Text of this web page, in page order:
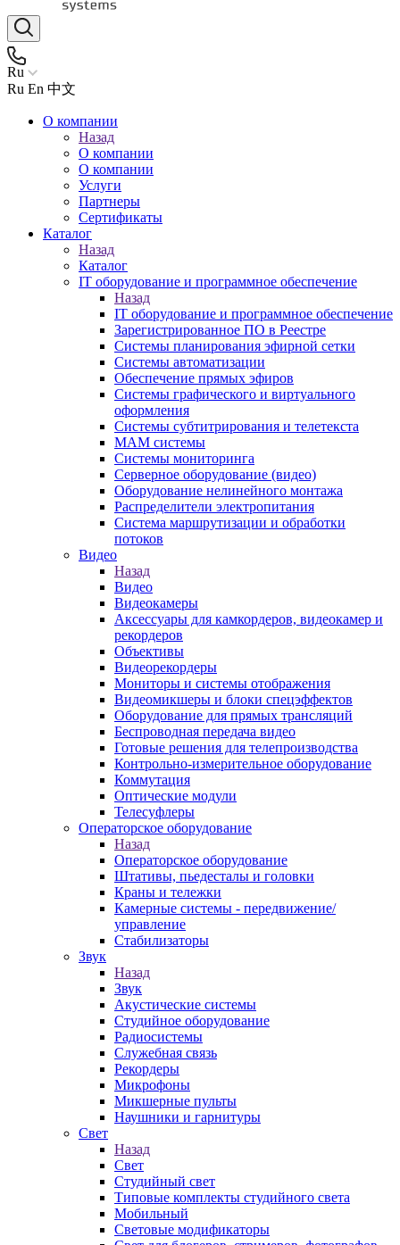
Ru
Ru En 中文
О компании
Назад
О компании
О компании
Услуги
Партнеры
Сертификаты
Каталог
Назад
Каталог
IT оборудование и программное обеспечение
Назад
IT оборудование и программное обеспечение
Зарегистрированное ПО в Реестре
Системы планирования эфирной сетки
Системы автоматизации
Обеспечение прямых эфиров
Системы графического и виртуального
оформления
Системы субтитрирования и телетекста
MAM системы
Системы мониторинга
Серверное оборудование (видео)
Оборудование нелинейного монтажа
Распределители электропитания
Система маршрутизации и обработки
потоков
Видео
Назад
Видео
Видеокамеры
Аксессуары для камкордеров, видеокамер и
рекордеров
Объективы
Видеорекордеры
Мониторы и системы отображения
Видеомикшеры и блоки спецэффектов
Оборудование для прямых трансляций
Беспроводная передача видео
Готовые решения для телепроизводства
Контрольно-измерительное оборудование
Коммутация
Оптические модули
Телесуфлеры
Операторское оборудование
Назад
Операторское оборудование
Штативы, пьедесталы и головки
Краны и тележки
Камерные системы - передвижение/
управление
Стабилизаторы
Звук
Назад
Звук
Акустические системы
Студийное оборудование
Радиосистемы
Служебная связь
Рекордеры
Микрофоны
Микшерные пульты
Наушники и гарнитуры
Свет
Назад
Свет
Студийный свет
Типовые комплекты студийного света
Мобильный
Световые модификаторы